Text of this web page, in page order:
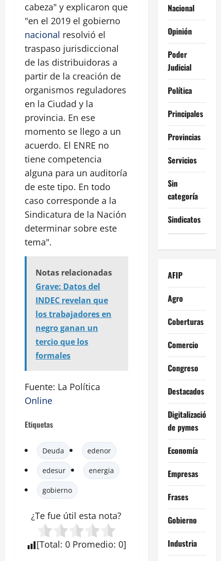
cabeza" y explicaron que
"en el 2019 el gobierno
nacional resolvió el
traspaso jurisdiccional
de las distribuidoras a
partir de la creación de
organismos reguladores
en la Ciudad y la
provincia. En ese
momento se llego a un
acuerdo. El ENRE no
tiene competencia
alguna para un auditoría
de este tipo. En todo
caso corresponde a la
Sindicatura de la Nación
determinar sobre este
tema".
Notas relacionadas
Grave: Datos del
INDEC revelan que
los trabajadores en
negro ganan un
tercio que los
formales
Fuente: La Política
Online
Etiquetas
Deuda edenor
edesur energia
gobierno
¿Te fue útil esta nota?
[Total: 0 Promedio: 0]
Nacional
Opinión
Poder
Judicial
Política
Principales
Provincias
Servicios
Sin
categoría
Sindicatos
AFIP
Agro
Coberturas
Comercio
Congreso
Destacados
Digitalización
de pymes
Economía
Empresas
Frases
Gobierno
Industria